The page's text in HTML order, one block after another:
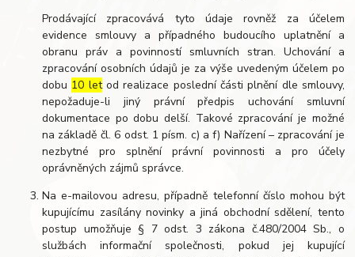
Prodávající zpracovává tyto údaje rovněž za účelem
evidence smlouvy a případného budoucího uplatnění a
obranu práv a povinností smluvních stran. Uchování a
zpracování osobních údajů je za výše uvedeným účelem po
dobu 10 letod realizace poslední části plnění dle smlouvy,
nepožaduje-li jiný právní předpis uchování smluvní
dokumentace po dobu delší. Takové zpracování je možné
na základě čl. 6 odst. 1 písm. c) a f) Nařízení – zpracování je
nezbytné pro splnění právní povinnosti a pro účely
oprávněných zájmů správce.
Na e-mailovou adresu, případně telefonní číslo mohou být
kupujícímu zasílány novinky a jiná obchodní sdělení, tento
postup umožňuje § 7 odst. 3 zákona č.480/2004 Sb., o
službách informační společnosti, pokud jej kupující